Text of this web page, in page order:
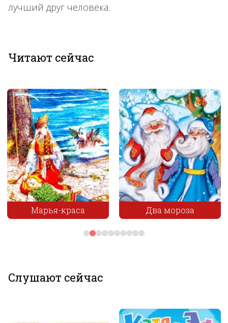
лучший друг человека.
Читают сейчас
Два мороза Пчёлы и трутни
Слушают сейчас